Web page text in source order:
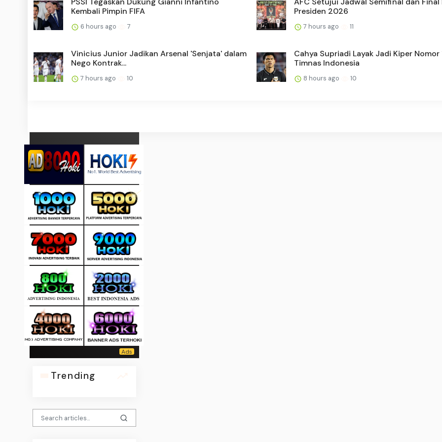
Kembali Pimpin FIFA
6 hours ago 7
Presiden 2026
7 hours ago 11
Vinicius Junior Jadikan Arsenal 'Senjata' dalam
Nego Kontrak...
7 hours ago 10
Cahya Supriadi Layak Jadi Kiper Nomor
Timnas Indonesia
8 hours ago 10
Trending